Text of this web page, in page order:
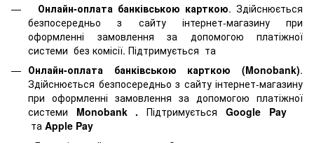
Онлайн-оплата банківською карткою. Здійснюється
безпосередньо з сайту інтернет-магазину при
оформленні замовлення за допомогою платіжної
системи без комісії. Підтримується та
Онлайн-оплата банківською карткою (Monobank).
Здійснюється безпосередньо з сайту інтернет-магазину
при оформленні замовлення за допомогою платіжної
системи Monobank .Підтримується Google Pay
та Apple Pay